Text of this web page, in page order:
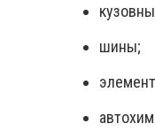
шины;